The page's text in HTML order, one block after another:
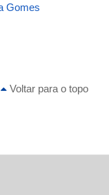
Gomes
Voltar para o topo